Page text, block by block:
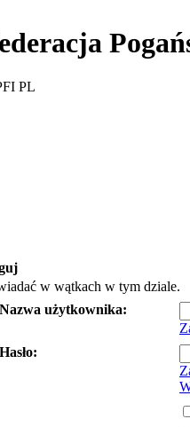
PL
w wątkach w tym dziale.
Nazwa użytkownika:
Hasło: